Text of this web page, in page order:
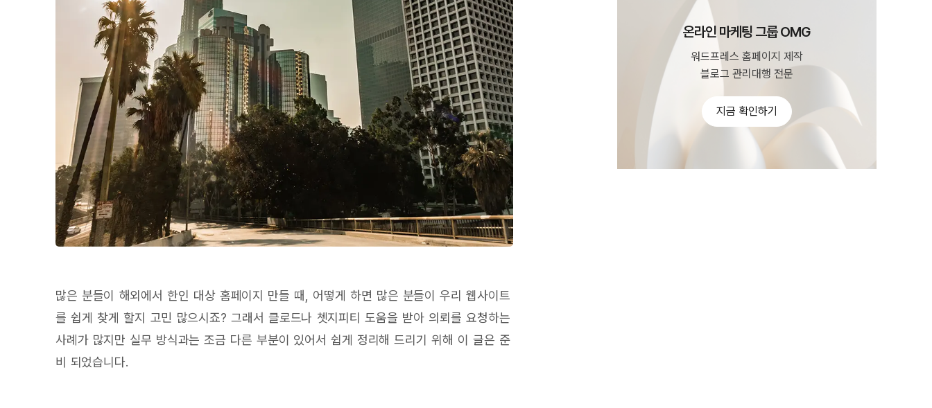
많은 분들이 해외에서 한인 대상 홈페이지 만들 때, 어떻게 하면 많은 분들이 우리 웹사이트
를 쉽게 찾게 할지 고민 많으시죠? 그래서 클로드나 쳇지피티 도움을 받아 의뢰를 요청하는
사례가 많지만 실무 방식과는 조금 다른 부분이 있어서 쉽게 정리해 드리기 위해 이 글은 준
비 되었습니다.
온라인 마케팅 그룹 OMG
워드프레스 홈페이지 제작
블로그 관리대행 전문
지금 확인하기